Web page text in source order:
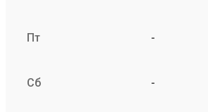
Пт -
Сб -